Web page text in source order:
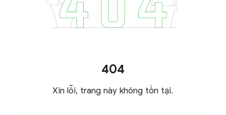
404
Xin lỗi, trang này không tồn tại.